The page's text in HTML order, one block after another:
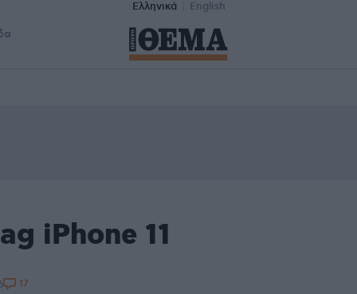
Ελληνικά English
iPhone 11
17